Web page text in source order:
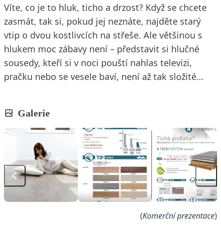
Víte, co je to hluk, ticho a drzost? Když se chcete
zasmát, tak si, pokud jej neznáte, najděte starý
vtip o dvou kostlivcích na střeše. Ale většinou s
hlukem moc zábavy není – představit si hlučné
sousedy, kteří si v noci pouští nahlas televizi,
pračku nebo se vesele baví, není až tak složité…
Galerie
(Komerční prezentace)